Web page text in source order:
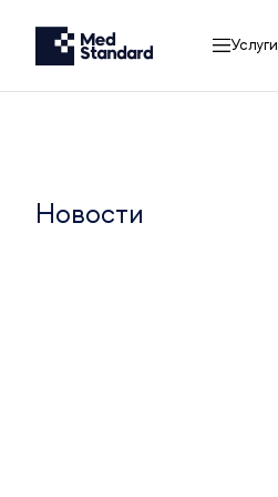
Услуги
Новости